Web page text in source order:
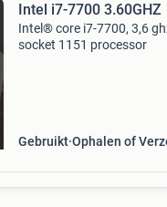
Intel i7-7700 3.60GHZ
Intel® core i7-7700, 3,6
socket 1151 processor
Gebruikt Ophalen of